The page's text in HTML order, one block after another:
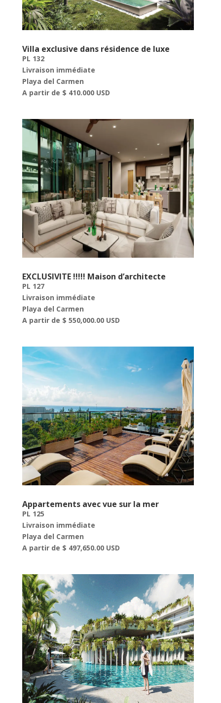
Villa exclusive dans résidence de luxe
PL 132
Livraison immédiate
Playa del Carmen
A partir de $ 410.000 USD
EXCLUSIVITE !!!!! Maison d’architecte
PL 127
Livraison immédiate
Playa del Carmen
A partir de $ 550,000.00 USD
Appartements avec vue sur la mer
PL 125
Livraison immédiate
Playa del Carmen
A partir de $ 497,650.00 USD